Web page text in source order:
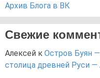
Архив Блога в ВК
Свежие
Алексей к Остров Буян
столица древней Руси —